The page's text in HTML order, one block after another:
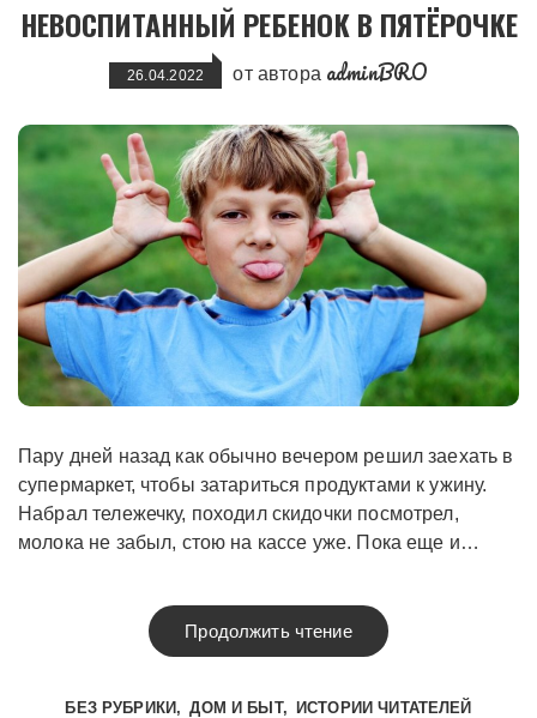
НЕВОСПИТАННЫЙ РЕБЕНОК В ПЯТЁРОЧКЕ
26.04.2022 от автора adminBRO
Пару дней назад как обычно вечером решил заехать в
супермаркет, чтобы затариться продуктами к ужину.
Набрал тележечку, походил скидочки посмотрел,
молока не забыл, стою на кассе уже. Пока еще и…
Продолжить чтение
БЕЗ РУБРИКИ ДОМ И БЫТ ИСТОРИИ ЧИТАТЕЛЕЙ